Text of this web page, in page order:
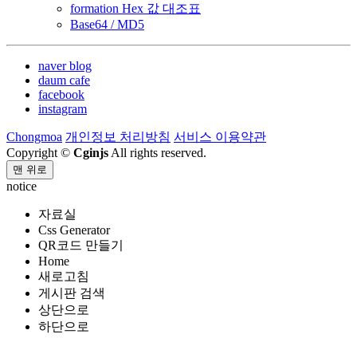
formation Hex 값 대조표
Base64 / MD5
naver blog
daum cafe
facebook
instagram
Chongmoa 개인정보 처리방침 서비스 이용약관
Copyright © Cginjs All rights reserved.
맨 위로
notice
자료실
Css Generator
QR코드 만들기
Home
새로고침
게시판 검색
상단으로
하단으로